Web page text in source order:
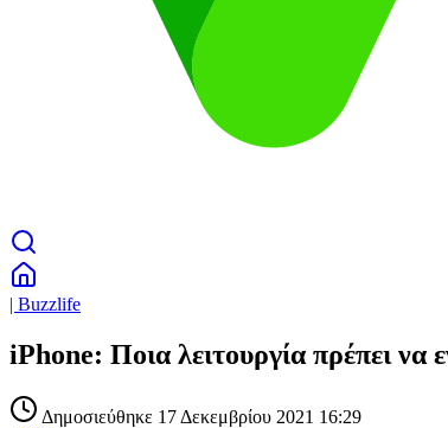
| Buzzlife
iPhone: Ποια λειτουργία πρέπει να
Δημοσιεύθηκε 17 Δεκεμβρίου 2021 16:29